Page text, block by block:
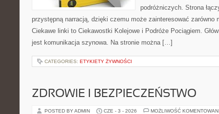
podróżniczych. Strona
przystępną narracją, dzięki czemu może zainteresować zarówno
Ciekawe linki to Ciekawostki Kolejowe i Podróże Pociągiem.
jest komunikacja szynowa. Na stronie można […]
CATEGORIES: ETYKIETY ŻYWNOŚCI
ZDROWIE I BEZPIECZEŃSTWO
POSTED BY ADMIN CZE - 3 - 2026 MOŻLIWOŚĆ